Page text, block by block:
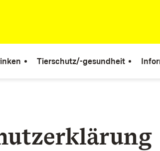
Tierschutz/-gesundheit